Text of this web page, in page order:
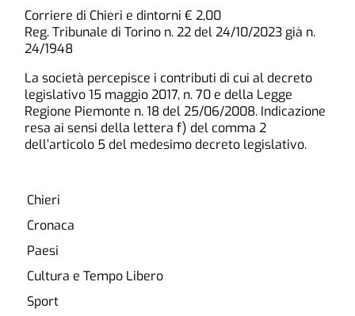
Corriere di Chieri e dintorni € 2,00
Reg. Tribunale di Torino n. 22 del 24/10/2023 già n.
24/1948
La società percepisce i contributi di cui al decreto
legislativo 15 maggio 2017, n. 70 e della Legge
Regione Piemonte n. 18 del 25/06/2008. Indicazione
resa ai sensi della lettera f) del comma 2
dell’articolo 5 del medesimo decreto legislativo.
Chieri
Cronaca
Paesi
Cultura e Tempo Libero
Sport